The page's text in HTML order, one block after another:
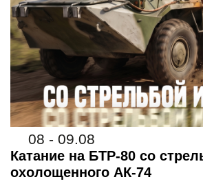
08 - 09.08
Катание на БТР-80 со
охолощенного АК-74